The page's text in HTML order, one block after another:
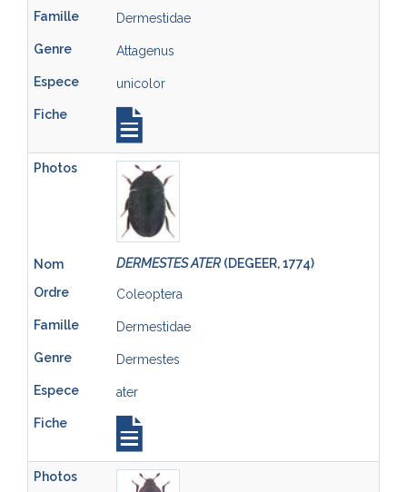
Dermestidae
Attagenus
unicolor
DERMESTES ATER(DEGEER, 1774)
Coleoptera
Dermestidae
Dermestes
ater